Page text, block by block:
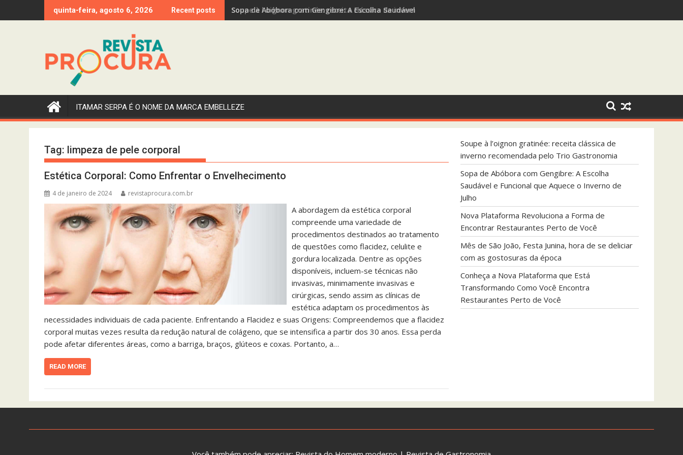
to
quinta-feira, agosto 6, 2026 Recent posts Sopa de Abóbora com Gengibre: A Escolha Saudável e Funcional que Aquece o Inverno de Julho
ITAMAR SERPA É O NOME DA MARCA EMBELLEZE
Tag: limpeza de pele corporal
Estética Corporal: Como Enfrentar o Envelhecimento
4 de janeiro de 2024 revistaprocura.com.br
A abordagem da estética corporal
compreende uma variedade de
procedimentos destinados ao tratamento
de questões como flacidez, celulite e
gordura localizada. Dentre as opções
disponíveis, incluem-se técnicas não
invasivas, minimamente invasivas e
cirúrgicas, sendo assim as clínicas de
estética adaptam os procedimentos às
necessidades individuais de cada paciente. Enfrentando a Flacidez e suas Origens: Compreendemos que a flacidez
corporal muitas vezes resulta da redução natural de colágeno, que se intensifica a partir dos 30 anos. Essa perda
pode afetar diferentes áreas, como a barriga, braços, glúteos e coxas. Portanto, a…
READ MORE
Soupe à l’oignon gratinée: receita clássica de
inverno recomendada pelo Trio Gastronomia
Sopa de Abóbora com Gengibre: A Escolha
Saudável e Funcional que Aquece o Inverno de
Julho
Nova Plataforma Revoluciona a Forma de
Encontrar Restaurantes Perto de Você
Mês de São João, Festa Junina, hora de se deliciar
com as gostosuras da época
Conheça a Nova Plataforma que Está
Transformando Como Você Encontra
Restaurantes Perto de Você